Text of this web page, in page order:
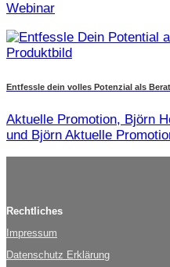
Webinar
Entfessle dein volles Potenzial als
Aktuelle Promotion, Björn
und Björn Aktuelle
Rechtliches
Impressum
Datenschutz Erklärung